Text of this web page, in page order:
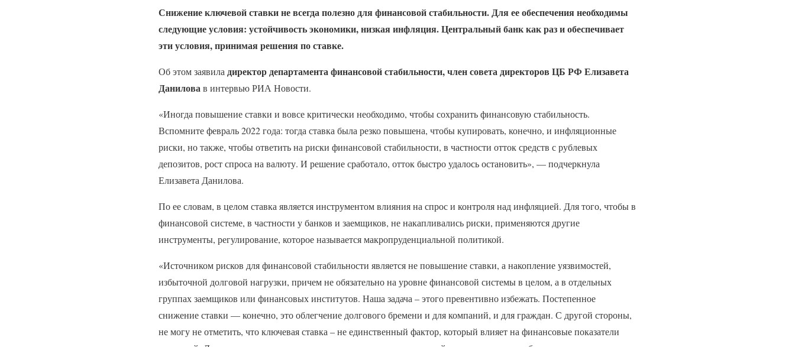
Снижение ключевой ставки не всегда полезно для финансовой стабильности. Для ее обеспечения необходимы
следующие условия: устойчивость экономики, низкая инфляция. Центральный банк как раз и обеспечивает
эти условия, принимая решения по ставке.
Об этом заявила директор департамента финансовой стабильности, член совета директоров ЦБ РФ Елизавета
Даниловав интервью РИА Новости.
«Иногда повышение ставки и вовсе критически необходимо, чтобы сохранить финансовую стабильность.
Вспомните февраль 2022 года: тогда ставка была резко повышена, чтобы купировать, конечно, и инфляционные
риски, но также, чтобы ответить на риски финансовой стабильности, в частности отток средств с рублевых
депозитов, рост спроса на валюту. И решение сработало, отток быстро удалось остановить», — подчеркнула
Елизавета Данилова.
По ее словам, в целом ставка является инструментом влияния на спрос и контроля над инфляцией. Для того, чтобы в
финансовой системе, в частности у банков и заемщиков, не накапливались риски, применяются другие
инструменты, регулирование, которое называется макропруденциальной политикой.
«Источником рисков для финансовой стабильности является не повышение ставки, а накопление уязвимостей,
избыточной долговой нагрузки, причем не обязательно на уровне финансовой системы в целом, а в отдельных
группах заемщиков или финансовых институтов. Наша задача – этого превентивно избежать. Постепенное
снижение ставки — конечно, это облегчение долгового бремени и для компаний, и для граждан. С другой стороны,
не могу не отметить, что ключевая ставка – не единственный фактор, который влияет на финансовые показатели